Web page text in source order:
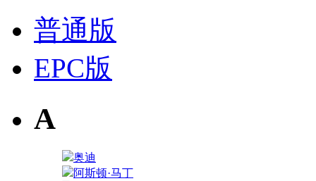
普通版
EPC版
A
奥迪
阿斯顿·马丁